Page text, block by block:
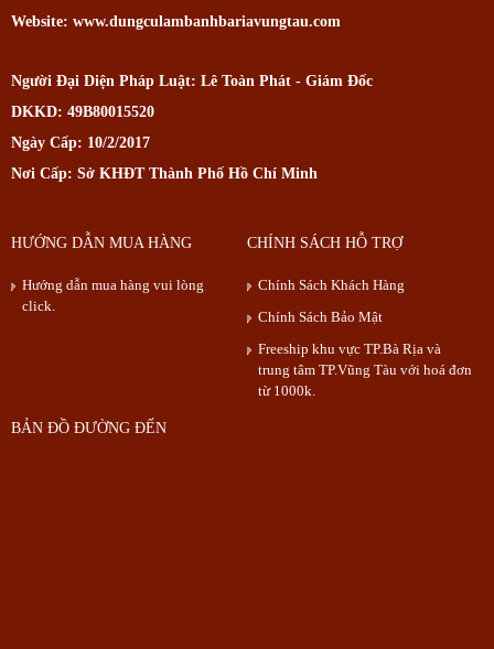
Website: www.dungculambanhbariavungtau.com
Người Đại Diện Pháp Luật: Lê Toàn Phát - Giám Đốc
DKKD: 49B80015520
Ngày Cấp: 10/2/2017
Nơi Cấp: Sở KHĐT Thành Phố Hồ Chí Minh
HƯỚNG DẪN MUA HÀNG
Hướng dẫn mua hàng vui lòng
click.
CHÍNH SÁCH HỖ TRỢ
Chính Sách Khách Hàng
Chính Sách Bảo Mật
Freeship khu vực TP.Bà Rịa và
trung tâm TP.Vũng Tàu với hoá đơn
từ 1000k.
BẢN ĐỒ ĐƯỜNG ĐẾN